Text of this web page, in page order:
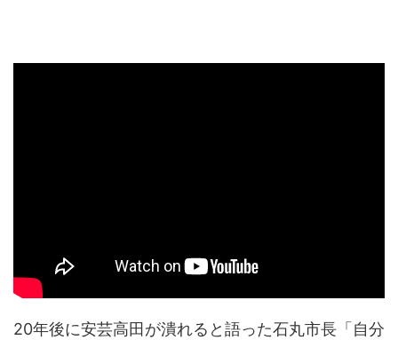
20年後に安芸高田が潰れると語った石丸市長「自分